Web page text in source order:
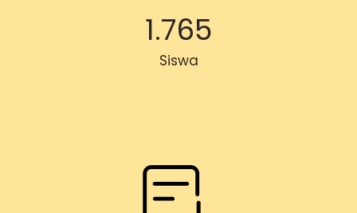
1.765
Siswa